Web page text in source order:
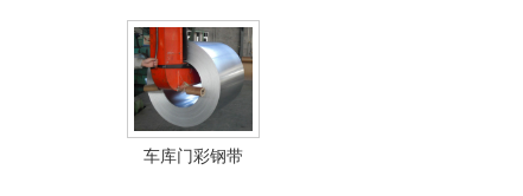
车库门彩钢带